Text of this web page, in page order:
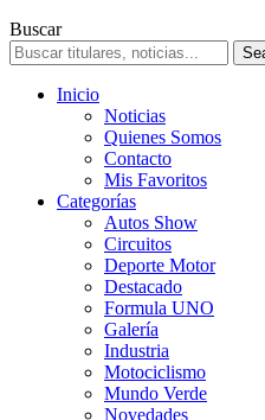
Buscar
Inicio
Noticias
Quienes Somos
Contacto
Mis Favoritos
Categorías
Autos Show
Circuitos
Deporte Motor
Destacado
Formula UNO
Galería
Industria
Motociclismo
Mundo Verde
Novedades